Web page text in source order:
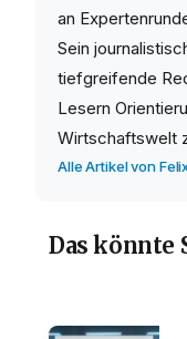
an
Sein
tiefgreifende
Lesern
Wirtschaftswelt
Alle Artikel von
Das könnte